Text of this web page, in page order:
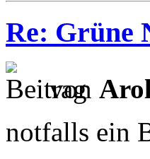
Re: Grüne
von
notfalls ein